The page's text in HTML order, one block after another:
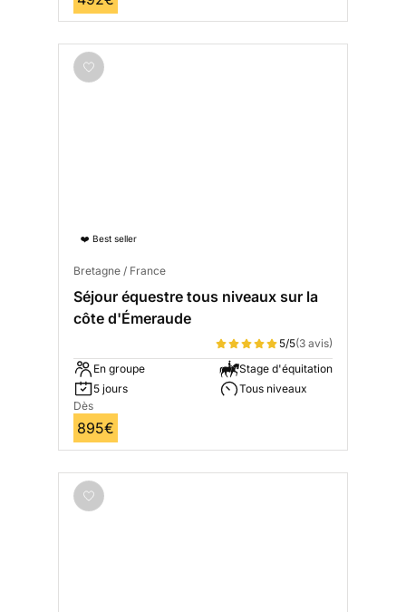
❤️ Best seller
Bretagne / France
Séjour équestre tous niveaux sur la
côte d'Émeraude
5/5(3 avis)
En groupe
5 jours
Stage d'équitation
Tous niveaux
Dès
895€